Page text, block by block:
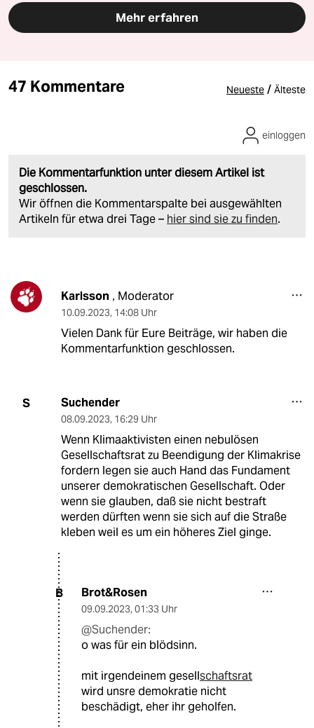
Mehr erfahren
47 Kommentare Neueste / Älteste
Die Kommentarfunktion unter diesem Artikel ist
geschlossen.
Wir öffnen die Kommentarspalte bei ausgewählten
Artikeln für etwa drei Tage – hier sind sie zu finden.
einloggen
Karlsson, Moderator
10.09.2023, 14:08 Uhr
Vielen Dank für Eure Beiträge, wir haben die
Kommentarfunktion geschlossen.
S Suchender
08.09.2023, 16:29 Uhr
Wenn Klimaaktivisten einen nebulösen
Gesellschaftsrat zu Beendigung der Klimakrise
fordern legen sie auch Hand das Fundament
unserer demokratischen Gesellschaft. Oder
wenn sie glauben, daß sie nicht bestraft
werden dürften wenn sie sich auf die Straße
kleben weil es um ein höheres Ziel ginge.
B Brot&Rosen
09.09.2023, 01:33 Uhr
@Suchender:
o was für ein blödsinn.
mit irgendeinem gesellschaftsrat
wird unsre demokratie nicht
beschädigt, eher ihr geholfen.